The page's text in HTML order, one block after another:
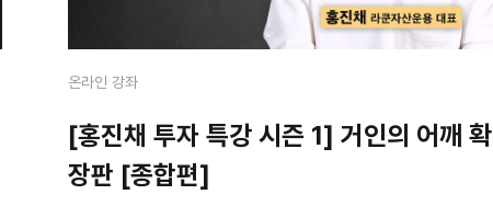
온라인 강좌
[홍진채 투자 특강 시즌 1] 거인의 어깨 확
장판 [종합편]